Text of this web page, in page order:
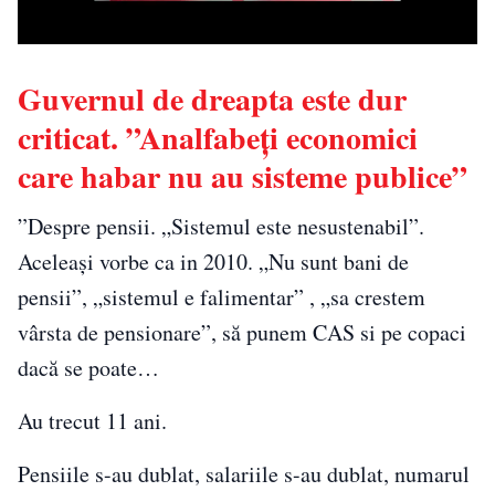
Guvernul de dreapta este dur
criticat. ”Analfabeți economici
care habar nu au sisteme publice”
”Despre pensii. „Sistemul este nesustenabil”.
Aceleași vorbe ca in 2010. „Nu sunt bani de
pensii”, „sistemul e falimentar” , „sa crestem
vârsta de pensionare”, să punem CAS si pe copaci
dacă se poate…
Au trecut 11 ani.
Pensiile s-au dublat, salariile s-au dublat, numarul